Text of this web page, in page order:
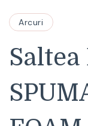
Arcuri